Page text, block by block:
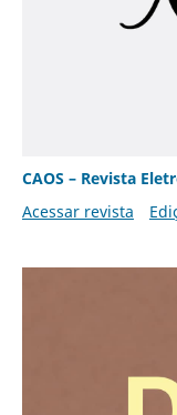
CAOS – Revista
Acessar revista